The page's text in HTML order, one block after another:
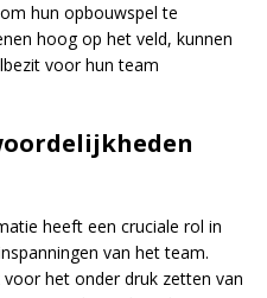
hun opbouwspel te
hoog op het veld, kunnen
voor hun team
heeft een cruciale rol in
van het team.
het onder druk zetten van